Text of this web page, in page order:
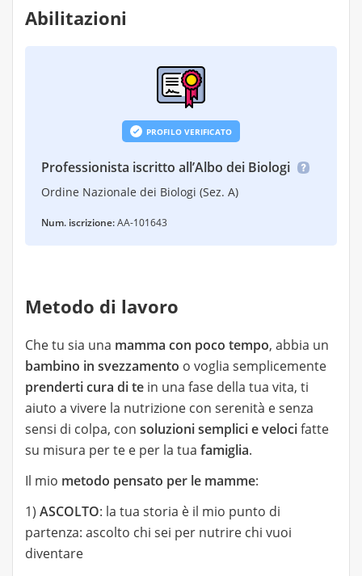
Abilitazioni
PROFILO VERIFICATO
Professionista iscritto all’Albo dei Biologi
Ordine Nazionale dei Biologi (Sez. A)
Num. iscrizione:AA-101643
Metodo di lavoro
Che tu sia una mamma con poco tempo, abbia un
bambino in svezzamento o voglia semplicemente
prenderti cura di te in una fase della tua vita, ti
aiuto a vivere la nutrizione con serenità e senza
sensi di colpa, con soluzioni semplici e velocifatte
su misura per te e per la tua famiglia.
Il mio metodo pensato per le mamme:
1) ASCOLTO: la tua storia è il mio punto di
partenza: ascolto chi sei per nutrire chi vuoi
diventare